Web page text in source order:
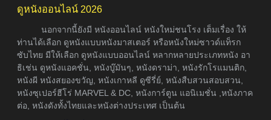
ดูหนังออนไลน์ 2026
นอกจากนี้ยังมี หนังออนไลน์ หนังใหม่ชนโรง เต็มเรื่อง ให้
ท่านได้เลือก ดูหนังแบบหนังมาสเตอร์ หรือหนังใหม่ซาวด์แท็รก
ซับไทย มีให้เลือก ดูหนังแบบออนไลน์ หลากหลายประเภทหนัง อา
ธิเช่น ดูหนังแอคชั่น, หนังบู๊มันๆ, หนังดราม่า, หนังรักโรแมนติก,
หนังผี หนังสยองขวัญ, หนังเกาหลี ดูซีรี่ย์, หนังสืบสวนสอบสวน,
หนังซุเปอร์ฮีโร่ MARVEL & DC, หนังการ์ตูน แอนิเมชั่น ,หนังภาค
ต่อ, หนังดังทั้งไทยและหนังต่างประเทศ เป็นต้น